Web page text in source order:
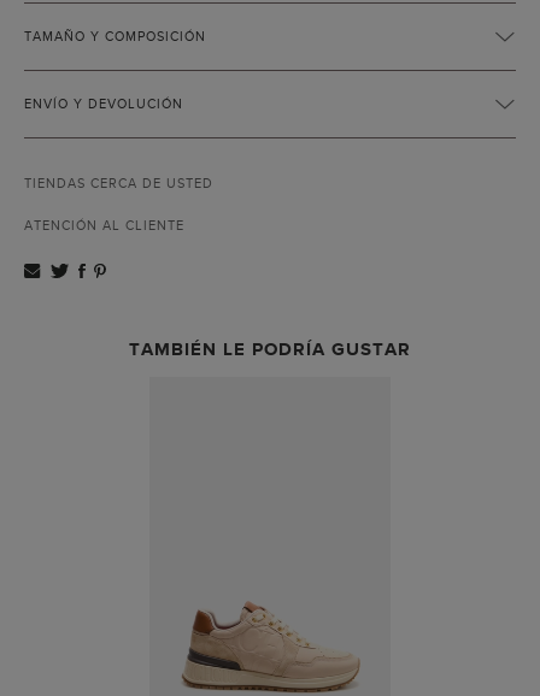
TAMAÑO Y COMPOSICIÓN
ENVÍO Y DEVOLUCIÓN
TIENDAS CERCA DE USTED
ATENCIÓN AL CLIENTE
TAMBIÉN LE PODRÍA GUSTAR